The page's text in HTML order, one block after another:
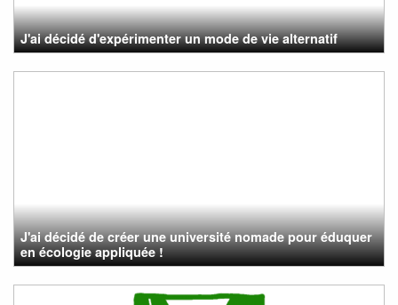
J'ai décidé d'expérimenter un mode de vie alternatif
J'ai décidé de créer une université nomade pour éduquer
en écologie appliquée !